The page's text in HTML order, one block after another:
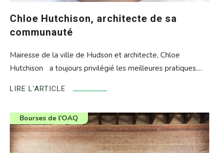
Chloe Hutchison, architecte de sa
communauté
Mairesse de la ville de Hudson et architecte, Chloe
Hutchison a toujours privilégié les meilleures pratiques....
LIRE L'ARTICLE
Catégorie
de
l'article
:
Bourses de l'OAQ